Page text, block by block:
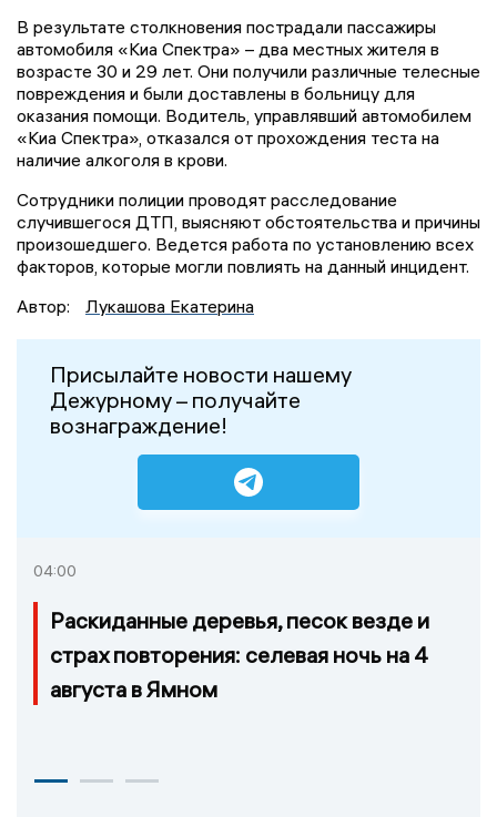
В результате столкновения пострадали пассажиры
автомобиля «Киа Спектра» – два местных жителя в
возрасте 30 и 29 лет. Они получили различные телесные
повреждения и были доставлены в больницу для
оказания помощи. Водитель, управлявший автомобилем
«Киа Спектра», отказался от прохождения теста на
наличие алкоголя в крови.
Сотрудники полиции проводят расследование
случившегося ДТП, выясняют обстоятельства и причины
произошедшего. Ведется работа по установлению всех
факторов, которые могли повлиять на данный инцидент.
Автор:
Лукашова Екатерина
Присылайте новости нашему
Дежурному – получайте
вознаграждение!
04:00
Раскиданные деревья, песок везде и
страх повторения: селевая ночь на 4
августа в Ямном